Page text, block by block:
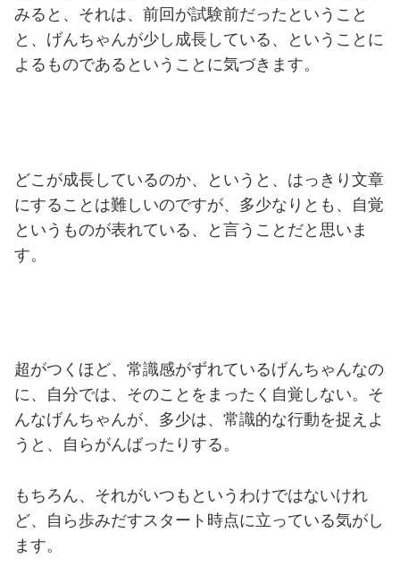
みると、それは、前回が試験前だったということ
と、げんちゃんが少し成長している、ということに
よるものであるということに気づきます。
どこが成長しているのか、というと、はっきり文章
にすることは難しいのですが、多少なりとも、自覚
というものが表れている、と言うことだと思いま
す。
超がつくほど、常識感がずれているげんちゃんなの
に、自分では、そのことをまったく自覚しない。そ
んなげんちゃんが、多少は、常識的な行動を捉えよ
うと、自らがんばったりする。
もちろん、それがいつもというわけではないけれ
ど、自ら歩みだすスタート時点に立っている気がし
ます。